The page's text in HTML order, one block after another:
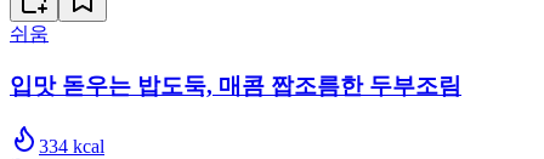
쉬움
입맛 돋우는 밥도둑, 매콤 짭조름한 두부조림
334 kcal